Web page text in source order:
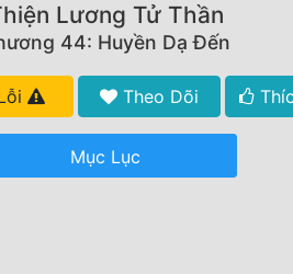
Lương Tử Thần
44: Huyền Dạ Đến
Theo Dõi
Mục Lục